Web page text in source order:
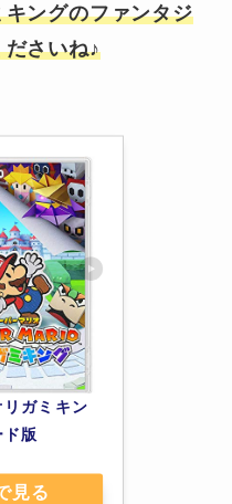
キングのファンタジ
ださいね♪
ガミキン
版
見る